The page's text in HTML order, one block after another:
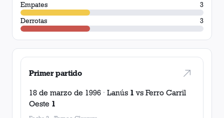
Empates
3
Derrotas
3
Primer partido
18 de marzo de 1996 · Lanús 1 vs Ferro Carril
Oeste 1